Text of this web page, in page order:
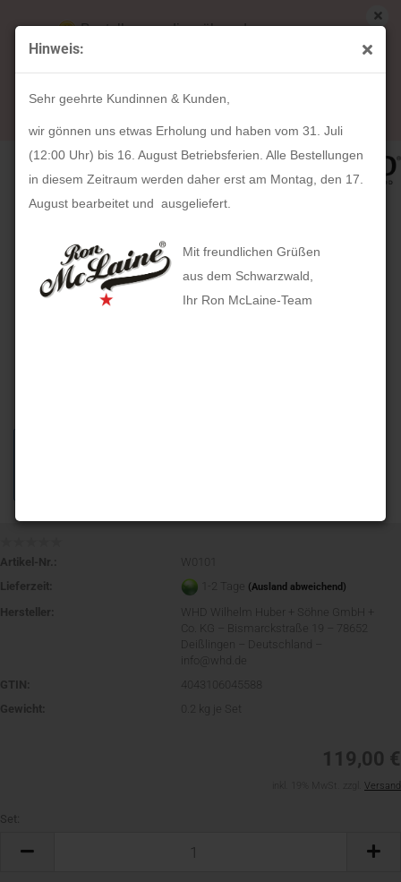
Hinweis:
Sehr geehrte Kundinnen & Kunden,
wir gönnen uns etwas Erholung und haben vom 31. Juli
(12:00 Uhr) bis 16. August Betriebsferien. Alle Bestellungen
in diesem Zeitraum werden daher erst am Montag, den 17.
August bearbeitet und ausgeliefert.
Mit freundlichen Grüßen
aus dem Schwarzwald,
Ihr Ron McLaine-Team
Bestellungen die während unserer
Betriebsferien (31. Juli ab 12:00 Uhr bis 16.
August) aufgegeben werden, werden ab Montag,
17. August bearbeitet und versendet.
« Erster « zurück weiter »
Letzter »
Artikel in dieser Kategorie
WHD SoundPicture Mini mit Wellnessmotiv
Artikel-Nr.:
W0101
Lieferzeit:
1-2 Tage (Ausland abweichend)
Hersteller:
WHD Wilhelm Huber + Söhne GmbH +
Co. KG – Bismarckstraße 19 – 78652
Deißlingen – Deutschland –
info@whd.de
GTIN:
4043106045588
Gewicht:
kg je Set
119,00 €
Versand
Set: